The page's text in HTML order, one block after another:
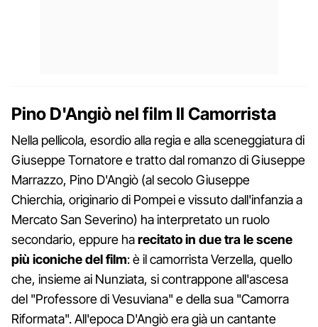
Pino D'Angiò nel film Il Camorrista
Nella pellicola, esordio alla regia e alla sceneggiatura di
Giuseppe Tornatore e tratto dal romanzo di Giuseppe
Marrazzo, Pino D'Angiò (al secolo Giuseppe
Chierchia, originario di Pompei e vissuto dall'infanzia a
Mercato San Severino) ha interpretato un ruolo
secondario, eppure harecitato in due tra le scene
più iconiche del film: è il camorrista Verzella, quello
che, insieme ai Nunziata, si contrappone all'ascesa
del "Professore di Vesuviana" e della sua "Camorra
Riformata". All'epoca D'Angiò era già un cantante